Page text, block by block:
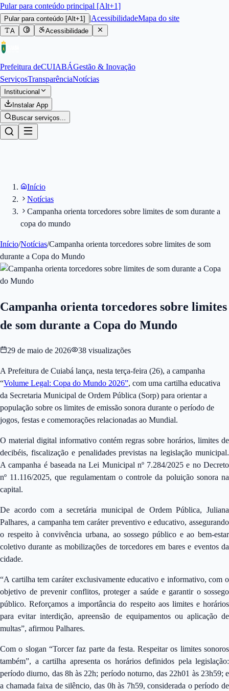
Pular para conteúdo principal [Alt+1]
Pular para conteúdo [Alt+1] |AcessibilidadeMapa do site
A Acessibilidade
Prefeitura deCUIABÁGestão & Inovação
ServiçosTransparênciaNotícias
Institucional
Instalar App
Buscar serviços...
Início
Notícias
Campanha orienta torcedores sobre limites de som durante a
copa do mundo
Início/Notícias/Campanha orienta torcedores sobre limites de som
durante a Copa do Mundo
Campanha orienta torcedores sobre limites
de som durante a Copa do Mundo
29 de maio de 2026 38 visualizações
A Prefeitura de Cuiabá lança, nesta terça-feira (26), a campanha
“Volume Legal: Copa do Mundo 2026”, com uma cartilha educativa
da Secretaria Municipal de Ordem Pública (Sorp) para orientar a
população sobre os limites de emissão sonora durante o período de
jogos, festas e comemorações relacionadas ao Mundial.
O material digital informativo contém regras sobre horários, limites de
decibéis, fiscalização e penalidades previstas na legislação municipal.
A campanha é baseada na Lei Municipal nº 7.284/2025 e no Decreto
nº 11.116/2025, que regulamentam o controle da poluição sonora na
capital.
De acordo com a secretária municipal de Ordem Pública, Juliana
Palhares, a campanha tem caráter preventivo e educativo, assegurando
o respeito à convivência urbana, ao sossego público e ao bem-estar
coletivo durante as mobilizações de torcedores em bares e eventos da
cidade.
“A cartilha tem caráter exclusivamente educativo e informativo, com o
objetivo de prevenir conflitos, proteger a saúde e garantir o sossego
público. Reforçamos a importância do respeito aos limites e horários
para evitar interdição, apreensão de equipamentos ou aplicação de
multas”, afirmou Palhares.
Com o slogan “Torcer faz parte da festa. Respeitar os limites sonoros
também”, a cartilha apresenta os horários definidos pela legislação:
período diurno, das 8h às 22h; período noturno, das 22h01 às 23h59; e
a chamada faixa de silêncio, das 0h às 7h59, considerada o período de